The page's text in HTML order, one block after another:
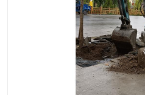
供热管道漏水
自来水管漏水
高压车疏通清淤